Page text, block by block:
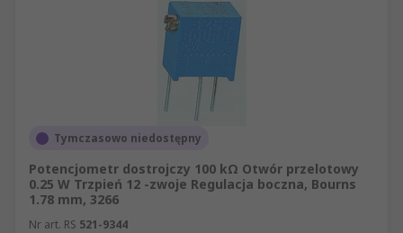
Tymczasowo niedostępny
Potencjometr dostrojczy 100 kΩ Otwór przelotowy
0.25 W Trzpień 12 -zwoje Regulacja boczna, Bourns
1.78 mm, 3266
Nr art. RS 521-9344